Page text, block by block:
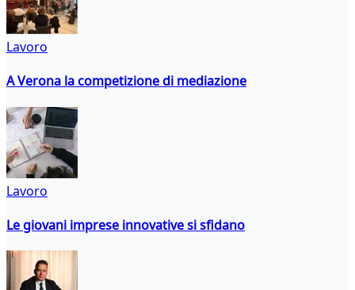
Lavoro
A Verona la competizione di mediazione
Lavoro
Le giovani imprese innovative si sfidano